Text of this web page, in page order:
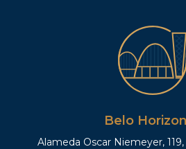
Belo
Alameda Oscar Niemeyer, 119,